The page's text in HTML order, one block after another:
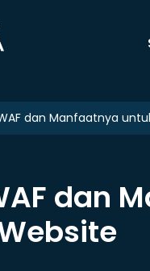
dan Manfaatnya
dan